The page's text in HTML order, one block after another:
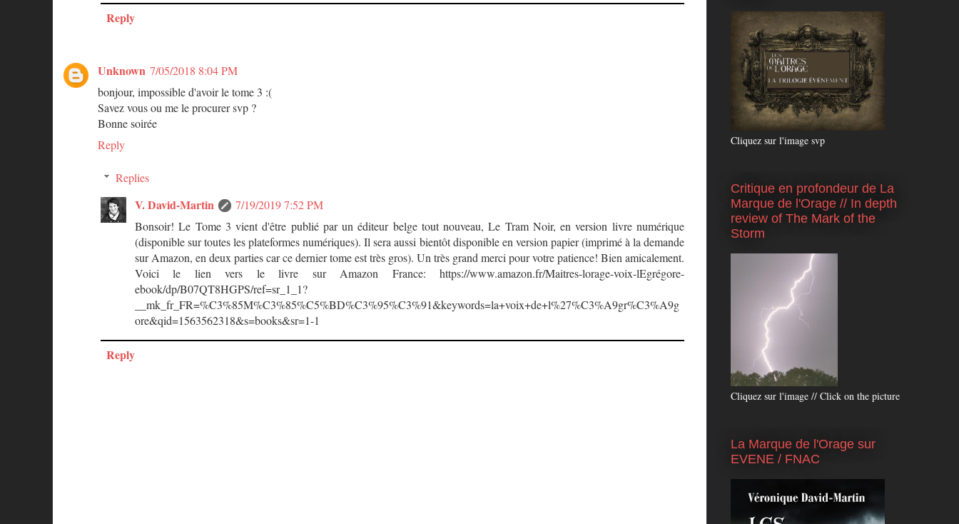
Reply
Unknown 7/05/2018 8:04 PM
bonjour, impossible d'avoir le tome 3 :(
Savez vous ou me le procurer svp ?
Bonne soirée
Reply
Replies
V. David-Martin
7/19/2019 7:52 PM
Bonsoir! Le Tome 3 vient d'être publié par un éditeur belge tout nouveau, Le Tram Noir, en version livre numérique
(disponible sur toutes les plateformes numériques). Il sera aussi bientôt disponible en version papier (imprimé à la demande
sur Amazon, en deux parties car ce dernier tome est très gros). Un très grand merci pour votre patience! Bien amicalement.
Voici le lien vers le livre sur Amazon France: https://www.amazon.fr/Maitres-lorage-voix-lEgrégore-
ebook/dp/B07QT8HGPS/ref=sr_1_1?
__mk_fr_FR=%C3%85M%C3%85%C5%BD%C3%95%C3%91&keywords=la+voix+de+l%27%C3%A9gr%C3%A9g
ore&qid=1563562318&s=books&sr=1-1
Reply
Cliquez sur l'image svp
Critique en profondeur de La
Marque de l'Orage // In depth
review of The Mark of the
Storm
Cliquez sur l'image // Click on the picture
La Marque de l'Orage sur
EVENE / FNAC